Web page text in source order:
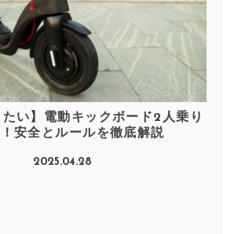
たい】電動キックボード2人乗り
安全とルールを徹底解説
2025.04.28